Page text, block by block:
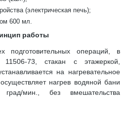
(электрическая печь);
600 мл.
работы
подготовительных операций, в
73, стакан с этажеркой,
на нагревательное
нагрев водяной бани
мин., без вмешательства